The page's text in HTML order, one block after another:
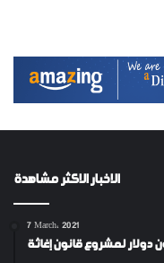
الاخبار الاكثر مشاهدة
7 March، 2021